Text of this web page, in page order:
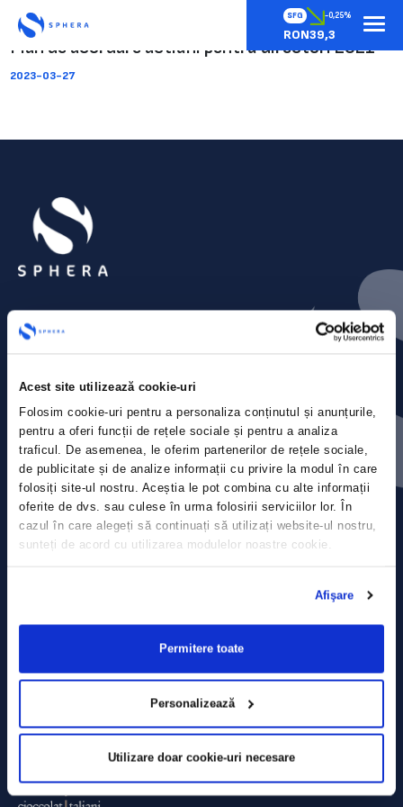
Acest site utilizează cookie-uri
Folosim cookie-uri pentru a personaliza conținutul și anunțurile,
pentru a oferi funcții de rețele sociale și pentru a analiza
traficul. De asemenea, le oferim partenerilor de rețele sociale,
de publicitate și de analize informații cu privire la modul în care
folosiți site-ul nostru. Aceștia le pot combina cu alte informații
oferite de dvs. sau culese în urma folosirii serviciilor lor. În
cazul în care alegeți să continuați să utilizați website-ul nostru,
sunteți de acord cu utilizarea modulelor noastre cookie.
Afişare
Permitere toate
Personalizează
Utilizare doar cookie-uri necesare
SFG -0,25%
RON39,3
Plan de acordare actiuni pentru directori 2021
2023-03-27
Contact
Comunicate de presă
Politica de confidențialitate
Politica de prelucrare a datelor